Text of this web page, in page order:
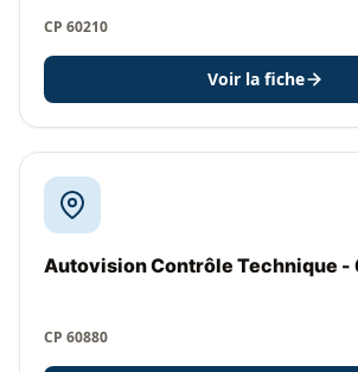
CP 60210
Voir la fiche
Autovision Contrôle Technique
CP 60880